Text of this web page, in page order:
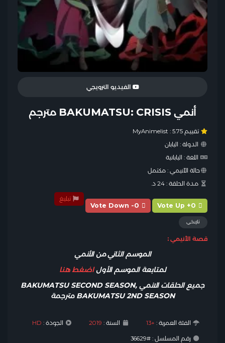
الفيديو الترويجي
أنمي BAKUMATSU: CRISIS مترجم
تقييم MyAnimelist : 5.75
الدولة : اليابان
اللغة : اليابانية
حالة الآنيمي :مكتمل
مدة الحلقة :24 د.
Vote Up +0
Vote Down -0
تبليغ
تاريخي
قصة الأنيمي :
الموسم الثاني من الأنمي
لمتابعة الموسم الأولاضغط هنا
جميع الحلقات الانمي BAKUMATSU SECOND SEASON,
BAKUMATSU 2ND SEASON مترجمة
الفئة العمرية : +13 السنة : 2019 الجودة : HD
رقم المسلسل : #36629